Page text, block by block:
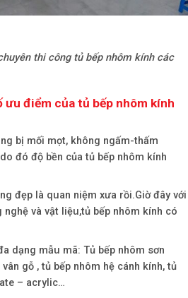
thi công tủ bếp nhôm kính các
điểm của tủ bếp nhôm kính
bị mối mọt, không ngấm-thấm
đó độ bền của tủ bếp nhôm kính
đẹp là quan niệm xưa rồi.Giờ đây với
và vật liệu,tủ bếp nhôm kính có
dạng mẫu mã: Tủ bếp nhôm sơn
gỗ , tủ bếp nhôm hệ cánh kính, tủ
– acrylic…